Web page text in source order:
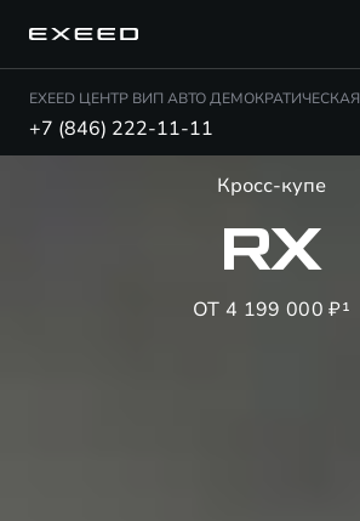
EXEED ЦЕНТР ВИП АВТО ДЕМОКРАТИЧЕСКАЯ
+7 (846) 222-11-11
Кросс-купе
RX
ОТ 4 199 000 ₽¹